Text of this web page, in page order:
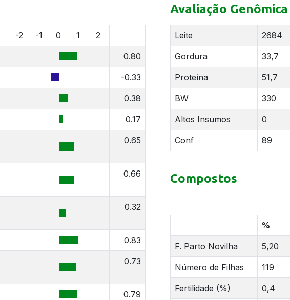
quantidade
-2 -1 0 1 2
0.80
-0.33
0.38
0.17
0.65
0.66
0.32
0.83
0.73
0.79
Avaliação Genômica
Leite 2684
Gordura 33,7
Proteína 51,7
BW 330
Altos Insumos 0
Conf 89
Compostos
%
F. Parto Novilha 5,20
Número de Filhas 119
Fertilidade (%) 0,4